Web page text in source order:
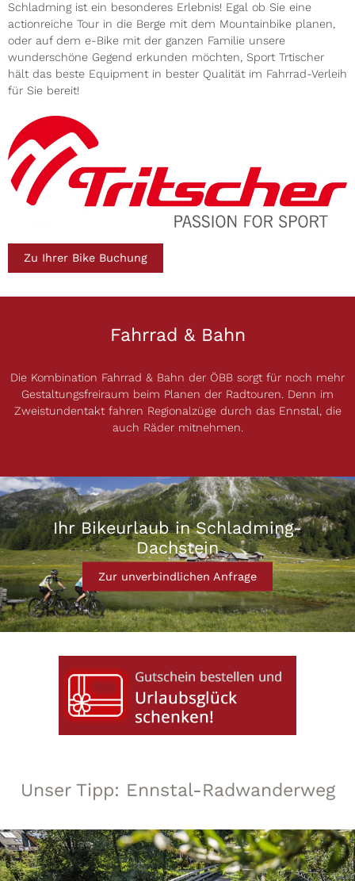
Schladming ist ein besonderes Erlebnis! Egal ob Sie eine
actionreiche Tour in die Berge mit dem Mountainbike planen,
oder auf dem e-Bike mit der ganzen Familie unsere
wunderschöne Gegend erkunden möchten, Sport Trtischer
hält das beste Equipment in bester Qualität im Fahrrad-Verleih
für Sie bereit!
Zu Ihrer Bike Buchung
Fahrrad & Bahn
Die Kombination Fahrrad & Bahn der ÖBB sorgt für noch mehr
Gestaltungsfreiraum beim Planen der Radtouren. Denn im
Zweistundentakt fahren Regionalzüge durch das Ennstal, die
auch Räder mitnehmen.
Ihr Bikeurlaub in Schladming-
Dachstein
Zur unverbindlichen Anfrage
Unser Tipp: Ennstal-Radwanderweg